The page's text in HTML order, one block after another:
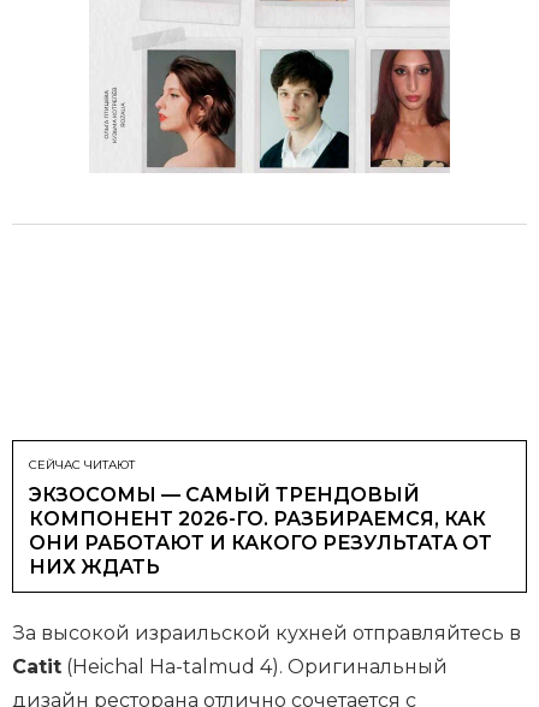
СЕЙЧАС ЧИТАЮТ
ЭКЗОСОМЫ — САМЫЙ ТРЕНДОВЫЙ
КОМПОНЕНТ 2026-ГО. РАЗБИРАЕМСЯ, КАК
ОНИ РАБОТАЮТ И КАКОГО РЕЗУЛЬТАТА ОТ
НИХ ЖДАТЬ
За высокой израильской кухней отправляйтесь в
Catit (Heichal Ha-talmud 4). Оригинальный
дизайн ресторана отлично сочетается с